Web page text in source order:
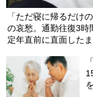
「ただ寝に帰るだけ
の哀愁。通勤往復3時
定年直前に直面した